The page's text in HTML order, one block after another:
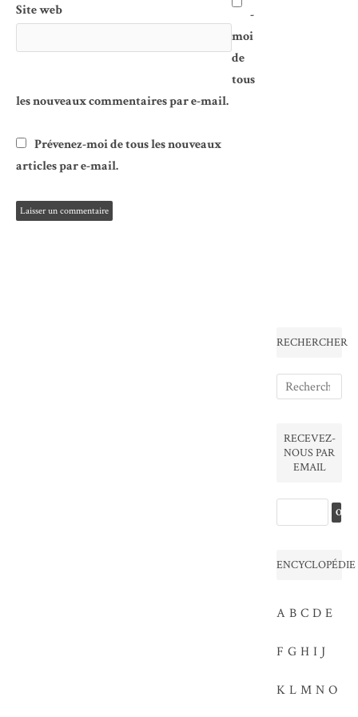
Site web
-
moi
de
tous
les nouveaux commentaires par e-mail.
Prévenez-moi de tous les nouveaux
articles par e-mail.
RECHERCHER
RECEVEZ-
NOUS PAR
EMAIL
ENCYCLOPÉDIE
A B C D E
F G H I J
K L M N O